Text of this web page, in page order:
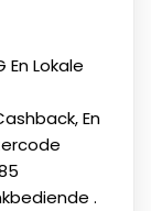
Lokale
En
.